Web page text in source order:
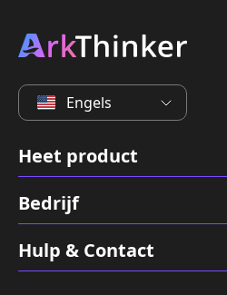
Engels
Heet product
Bedrijf
Hulp & Contact